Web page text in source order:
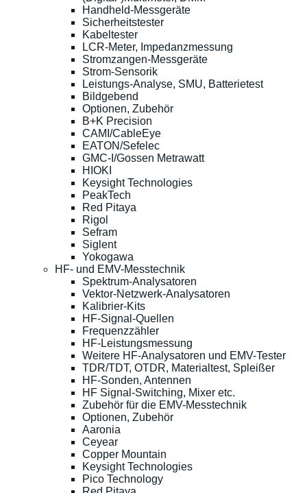
Handheld-Messgeräte
Sicherheitstester
Kabeltester
LCR-Meter, Impedanzmessung
Stromzangen-Messgeräte
Strom-Sensorik
Leistungs-Analyse, SMU, Batterietest
Bildgebend
Optionen, Zubehör
B+K Precision
CAMI/CableEye
EATON/Sefelec
GMC-I/Gossen Metrawatt
HIOKI
Keysight Technologies
PeakTech
Red Pitaya
Rigol
Sefram
Siglent
Yokogawa
HF- und EMV-Messtechnik
Spektrum-Analysatoren
Vektor-Netzwerk-Analysatoren
Kalibrier-Kits
HF-Signal-Quellen
Frequenzzähler
HF-Leistungsmessung
Weitere HF-Analysatoren und EMV-Tester
TDR/TDT, OTDR, Materialtest, Spleißer
HF-Sonden, Antennen
HF Signal-Switching, Mixer etc.
Zubehör für die EMV-Messtechnik
Optionen, Zubehör
Aaronia
Ceyear
Copper Mountain
Keysight Technologies
Pico Technology